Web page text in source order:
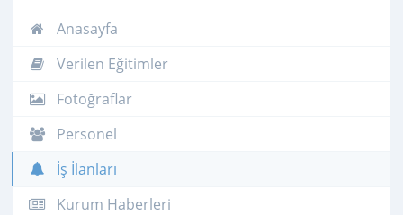
Anasayfa
Verilen Eğitimler
Fotoğraflar
Personel
İş İlanları
Kurum Haberleri